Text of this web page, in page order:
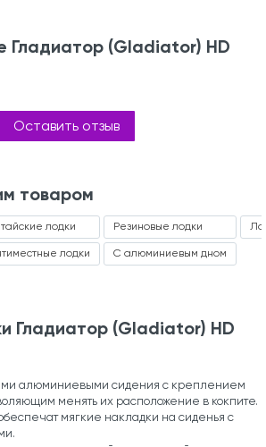
Гладиатор (Gladiator) HD
Оставить отзыв
товаром
лодки
лодки
Резиновые лодки
С алюминиевым дном
Гладиатор (Gladiator) HD
алюминиевыми сидения с креплением
менять их расположение в кокпите.
мягкие накладки на сиденья с